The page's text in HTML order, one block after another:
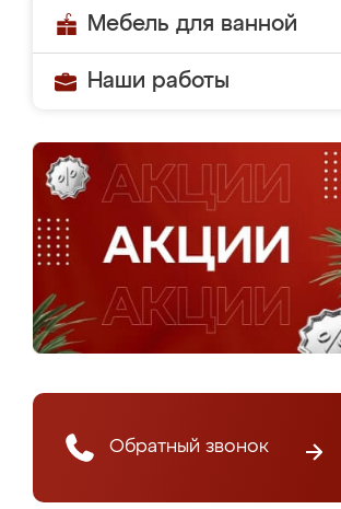
Мебель для ванной
Наши работы
Обратный звонок